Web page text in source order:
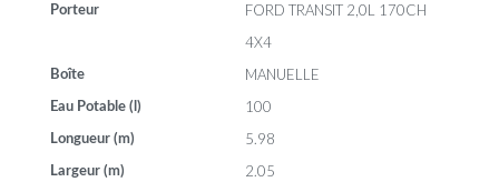
Porteur
FORD TRANSIT 2,0L 170CH
4X4
Boîte MANUELLE
Eau Potable (l) 100
Longueur (m) 5.98
Largeur (m) 2.05